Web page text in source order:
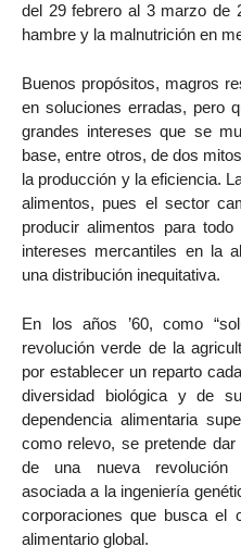
del 29 febrero al 3 marzo de
hambre y la malnutrición en
Buenos propósitos, magros
en soluciones erradas, pero
grandes intereses que se
base, entre otros, de dos
la producción y la eficiencia.
alimentos, pues el sector
producir alimentos para
intereses mercantiles en la
una distribución inequitativa.
En los años ’60, como
revolución verde de la
por establecer un reparto
diversidad biológica y de
dependencia alimentaria
como relevo, se pretende
de una nueva revolución
asociada a la ingeniería
corporaciones que busca el
alimentario global.